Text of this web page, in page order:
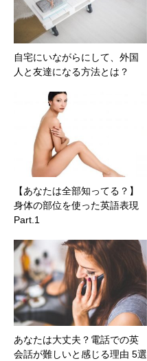
自宅にいながらにして、外国
人と友達になる方法とは？
【あなたは全部知ってる？】
身体の部位を使った英語表現
Part.1
あなたは大丈夫？電話での英
会話が難しいと感じる理由 5選